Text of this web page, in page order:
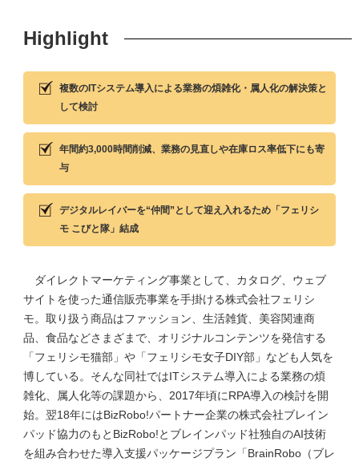
Highlight
複数のITシステム導入による業務の煩雑化・属人化の解決策と
して検討
年間約3,000時間削減、業務の見直しや在庫ロス率低下にも寄
与
デジタルレイバーを“仲間”として迎え入れるため「フェリシ
モ こびと隊」結成
ダイレクトマーケティング事業として、カタログ、ウェブ
サイトを使った通信販売事業を手掛ける株式会社フェリシ
モ。取り扱う商品はファッション、生活雑貨、美容関連商
品、食品などさまざまで、オリジナルコンテンツを発信する
「フェリシモ猫部」や「フェリシモ女子DIY部」なども人気を
博している。そんな同社ではITシステム導入による業務の煩
雑化、属人化等の課題から、2017年頃にRPA導入の検討を開
始。翌18年にはBizRobo!パートナー企業の株式会社ブレイン
パッド協力のもとBizRobo!とブレインパッド社独自のAI技術
を組み合わせた導入支援パッケージプラン「BrainRobo（ブレ